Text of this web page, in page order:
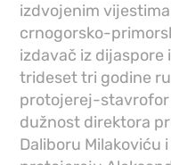
izdvojenim
crnogorsko-
izdavač iz dijaspore
trideset tri godine
protojerej-stavrofor
dužnost direktora
Daliboru Milakoviću